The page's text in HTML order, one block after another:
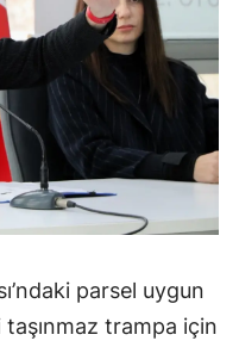
parsel uygun
taşınmaz trampa için